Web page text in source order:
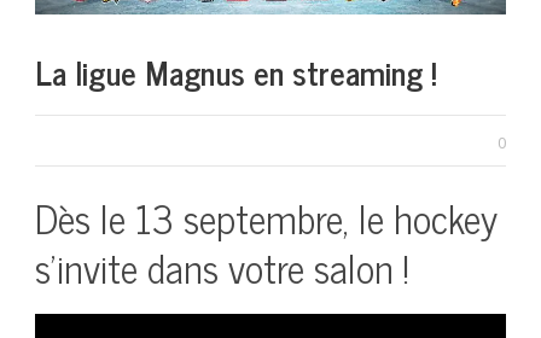
La ligue Magnus en streaming !
0
Dès le 13 septembre, le hockey
s’invite dans votre salon !